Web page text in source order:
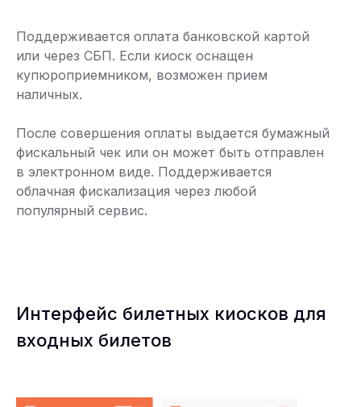
Поддерживается оплата банковской картой
или через СБП. Если киоск оснащен
купюроприемником, возможен прием
наличных.
После совершения оплаты выдается бумажный
фискальный чек или он может быть отправлен
в электронном виде. Поддерживается
облачная фискализация через любой
популярный сервис.
Интерфейс билетных киосков для
входных билетов